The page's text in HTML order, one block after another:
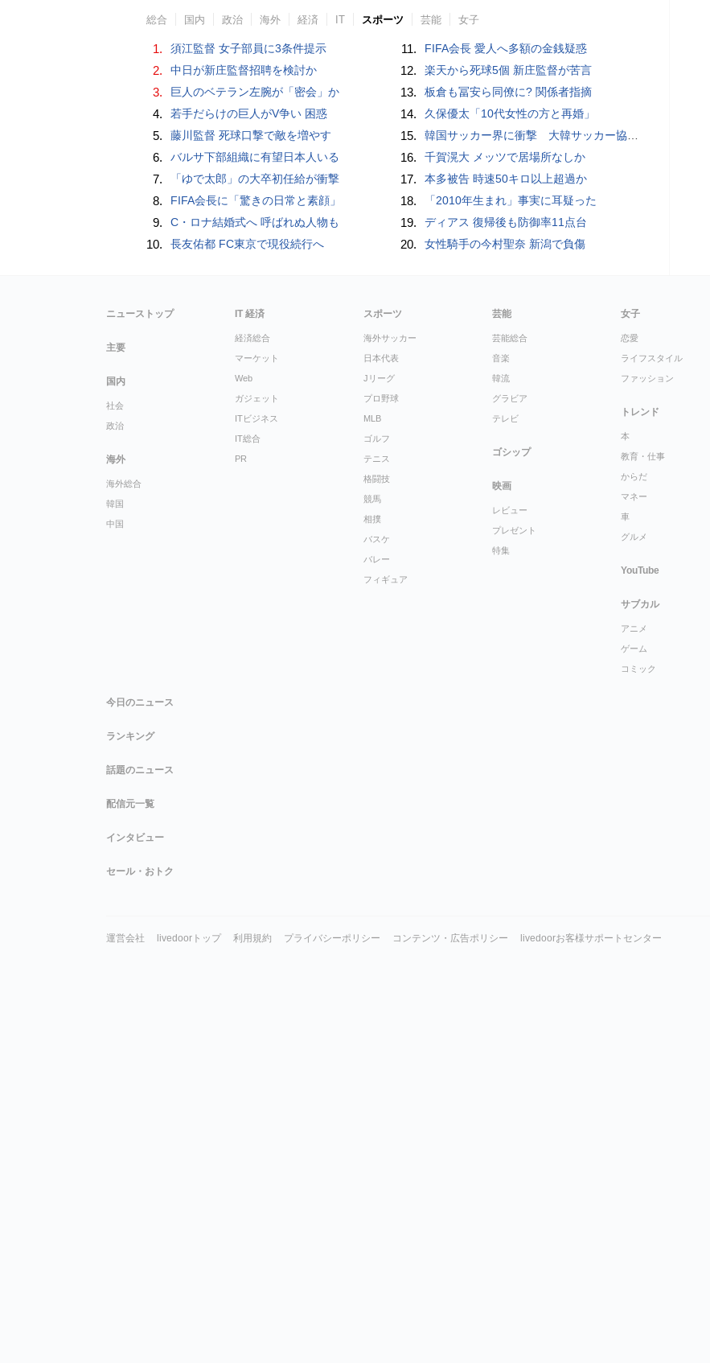
総合 国内 政治 海外 経済 IT スポーツ 芸能 女子
1. 須江監督 女子部員に3条件提示
2. 中日が新庄監督招聘を検討か
3. 巨人のベテラン左腕が「密会」か
4. 若手だらけの巨人がV争い 困惑
5. 藤川監督 死球口撃で敵を増やす
6. バルサ下部組織に有望日本人いる
7. 「ゆで太郎」の大卒初任給が衝撃
8. FIFA会長に「驚きの日常と素顔」
9. C・ロナ結婚式へ 呼ばれぬ人物も
10. 長友佑都 FC東京で現役続行へ
11. FIFA会長 愛人へ多額の金銭疑惑
12. 楽天から死球5個 新庄監督が苦言
13. 板倉も冨安ら同僚に? 関係者指摘
14. 久保優太「10代女性の方と再婚」
15. 韓国サッカー界に衝撃 大韓サッカー協会に外国人審判への“性的接待”疑惑 韓国メディアが報道
16. 千賀滉大 メッツで居場所なしか
17. 本多被告 時速50キロ以上超過か
18. 「2010年生まれ」事実に耳疑った
19. ディアス 復帰後も防御率11点台
20. 女性騎手の今村聖奈 新潟で負傷
ニューストップ
主要
国内
社会
政治
海外
海外総合
韓国
中国
IT 経済
経済総合
マーケット
Web
ガジェット
ITビジネス
IT総合
PR
スポーツ
海外サッカー
日本代表
Jリーグ
プロ野球
MLB
ゴルフ
テニス
格闘技
競馬
相撲
バスケ
バレー
フィギュア
芸能
芸能総合
音楽
韓流
グラビア
テレビ
ゴシップ
映画
レビュー
プレゼント
特集
女子
恋愛
ライフスタイル
ファッション
トレンド
本
教育・仕事
からだ
マネー
車
グルメ
YouTube
サブカル
アニメ
ゲーム
コミック
今日のニュース
ランキング
話題のニュース
配信元一覧
インタビュー
セール・おトク
運営会社 livedoorトップ 利用規約 プライバシーポリシー コンテンツ・広告ポリシー livedoorお客様サポートセンター